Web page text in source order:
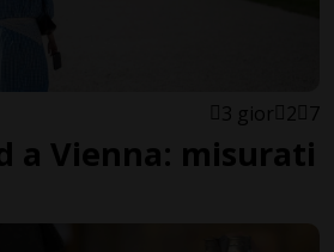
3 gior 2 7
a Vienna: misurati